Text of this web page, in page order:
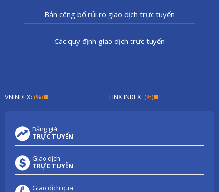
Bản công bố rủi ro giao dịch trực tuyến
Các quy định giao dịch trực tuyến
VNINDEX: (%) HNX INDEX: (%)
Bảng giá
TRỰC TUYẾN
Giao dịch
TRỰC TUYẾN
Giao dịch qua